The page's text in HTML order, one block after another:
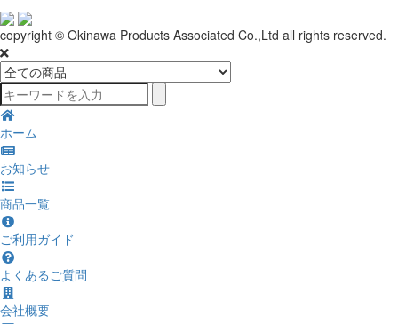
copyright © Okinawa Products Associated Co.,Ltd all rights reserved.
ホーム
お知らせ
商品一覧
ご利用ガイド
よくあるご質問
会社概要